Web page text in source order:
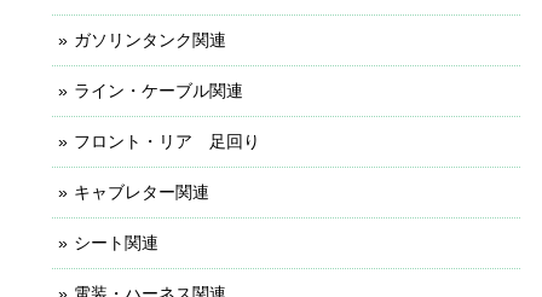
ガソリンタンク関連
ライン・ケーブル関連
フロント・リア 足回り
キャブレター関連
シート関連
電装・ハーネス関連